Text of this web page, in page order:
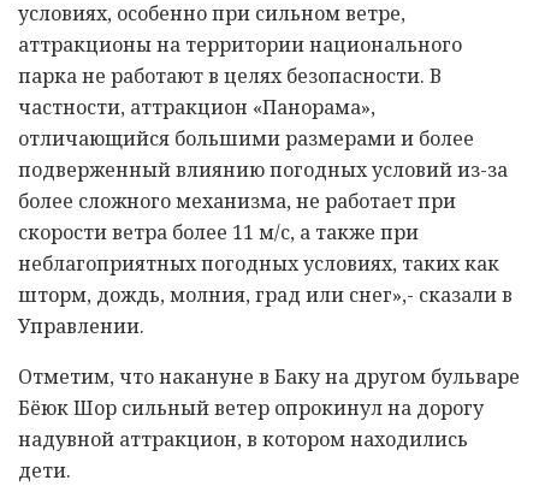
условиях, особенно при сильном ветре,
аттракционы на территории национального
парка не работают в целях безопасности. В
частности, аттракцион «Панорама»,
отличающийся большими размерами и более
подверженный влиянию погодных условий из-за
более сложного механизма, не работает при
скорости ветра более 11 м/с, а также при
неблагоприятных погодных условиях, таких как
шторм, дождь, молния, град или снег»,- сказали в
Управлении.
Отметим, что накануне в Баку на другом бульваре
Бёюк Шор сильный ветер опрокинул на дорогу
надувной аттракцион, в котором находились
дети.